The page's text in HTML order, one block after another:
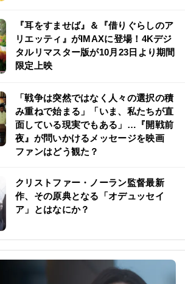
『耳をすませば』＆『借りぐらしのア
リエッティ』がIMAXに登場！4Kデジ
タルリマスター版が10月23日より期間
限定上映
「戦争は突然ではなく人々の選択の積
み重ねで始まる」「いま、私たちが直
面している現実でもある」…『開戦前
夜』が問いかけるメッセージを映画
ファンはどう観た？
クリストファー・ノーラン監督最新
作、その原典となる「オデュッセイ
ア」とはなにか？